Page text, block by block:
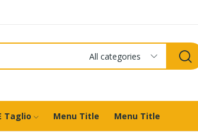
All categories
Taglio Menu Title Menu Title